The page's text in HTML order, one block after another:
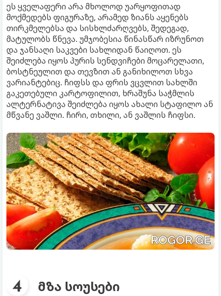
ეს ყველაფერი არა მხოლოდ უარყოფითად
მოქმედებს ფიგურაზე, არამედ ზიანს აყენებს
თირკმელებსა და სისხლძარღვებს, შედეგად,
მატულობს წნევა. უმჯობესია წინასწარ იზრუნოთ
და ჯანსაღი საკვები სახლიდან წაიღოთ. ეს
შეიძლება იყოს პურის სენდვიჩები მოცარელათი,
ბოსტნეულით და თევზით ან განიხილოთ სხვა
ვარიანტებიც. ჩიფსს და ფრის ვცვლით სახლში
გაკეთებული კარტოფილით, ხრაშუნა საჭმლის
ალტერნატივა შეიძლება იყოს ახალი სტაფილო ან
მწვანე ვაშლი. ჩირი, თხილი, ან ვაშლის ჩიფსი.
მზა სოუსები